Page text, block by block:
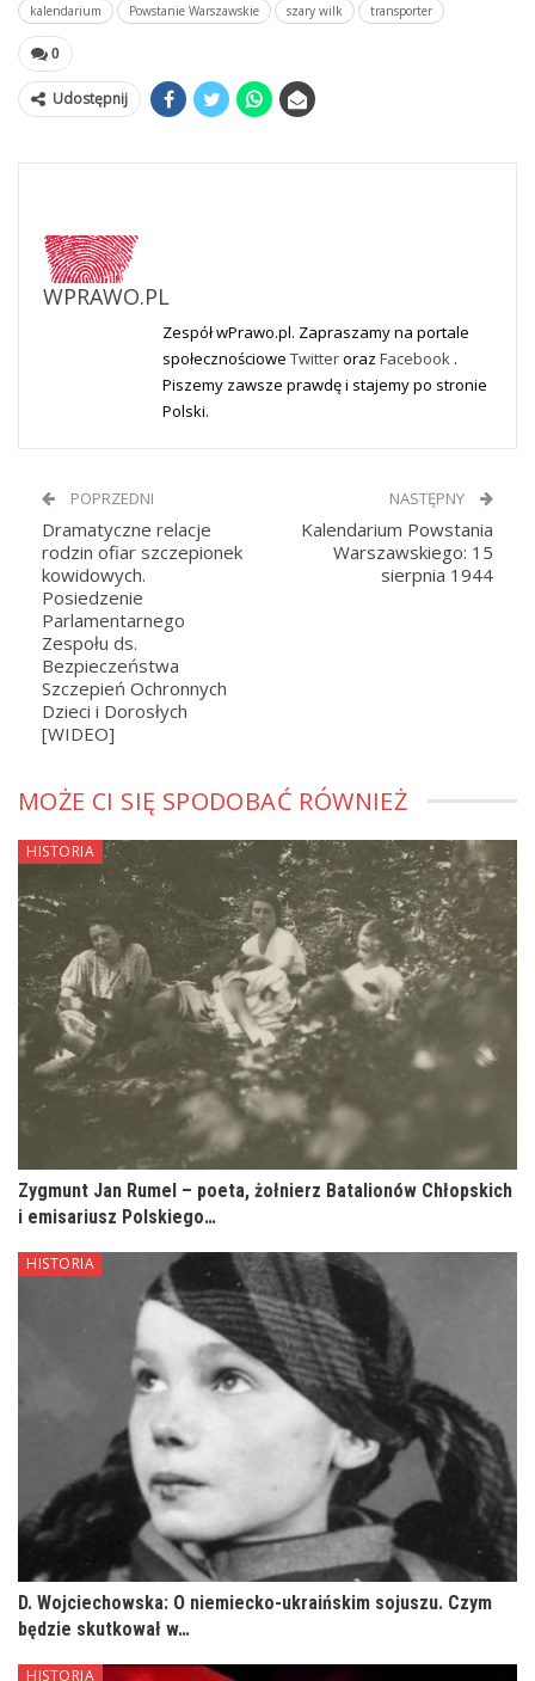
kalendarium
Powstanie Warszawskie szary wilk transporter
0
Udostępnij
WPRAWO.PL
Zespół wPrawo.pl. Zapraszamy na portale
społecznościowe Twitteroraz Facebook .
Piszemy zawsze prawdę i stajemy po stronie
Polski.
POPRZEDNI
Dramatyczne relacje
rodzin ofiar szczepionek
kowidowych.
Posiedzenie
Parlamentarnego
Zespołu ds.
Bezpieczeństwa
Szczepień Ochronnych
Dzieci i Dorosłych
[WIDEO]
NASTĘPNY
Kalendarium Powstania
Warszawskiego: 15
sierpnia 1944
MOŻE CI SIĘ SPODOBAĆ RÓWNIEŻ
HISTORIA
Zygmunt Jan Rumel – poeta, żołnierz Batalionów Chłopskich
i emisariusz Polskiego…
HISTORIA
D. Wojciechowska: O niemiecko-ukraińskim sojuszu. Czym
będzie skutkował w…
HISTORIA